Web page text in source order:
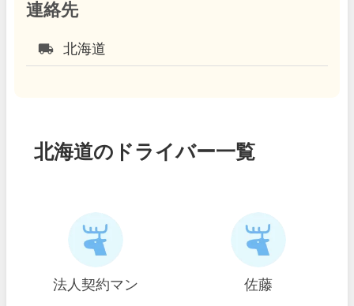
連絡先
local_shipping 北海道
北海道のドライバー一覧
法人契約マン 佐藤